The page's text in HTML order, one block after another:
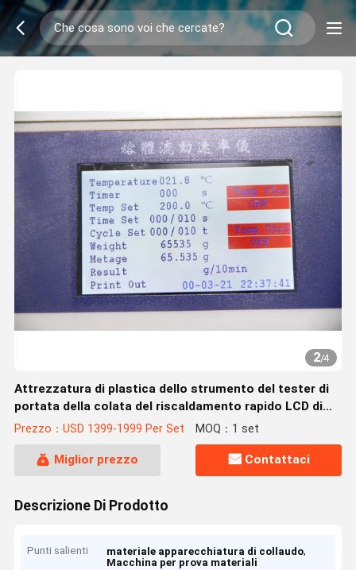
2/4
Attrezzatura di plastica dello strumento del tester di
portata della colata del riscaldamento rapido LCD di
MFI
Prezzo：USD 1399-1999 Per Set MOQ：1 set
Miglior prezzo Contattaci
Descrizione Di Prodotto
Punti salienti materiale apparecchiatura di collaudo,
Macchina per prova materiali